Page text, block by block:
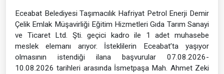
Eceabat Belediyesi Taşımacılık Hafriyat Petrol Enerji Demir
Çelik Emlak Müşavirliği Eğitim Hizmetleri Gıda Tarım Sanayi
ve Ticaret Ltd. Şti. geçici kadro ile 1 adet muhasebe
meslek elemanı arıyor. İsteklilerin Eceabat’ta yaşıyor
olmasının istendiği ilana başvurular 07.08.2026-
10.08.2026 tarihleri arasında İsmetpaşa Mah. Ahmet Zeki